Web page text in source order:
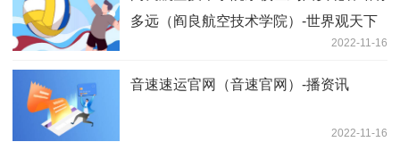
多远（阎良航空技术学院）-世界观天下
2022-11-16
音速速运官网（音速官网）-播资讯
2022-11-16